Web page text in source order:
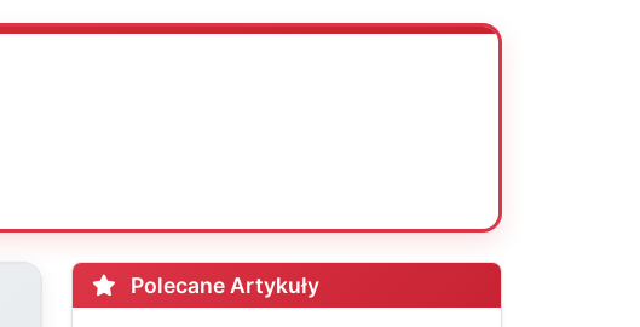
Polecane Artykuły